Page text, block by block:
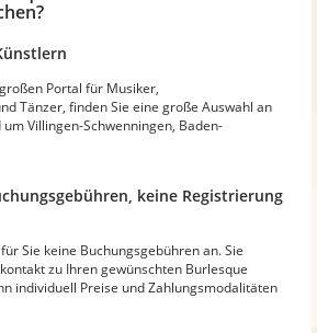
Portal für Musiker,
Tänzer, finden Sie eine große Auswahl an
Villingen-Schwenningen, Baden-
keine Registrierung
Sie keine Buchungsgebühren an. Sie
zu Ihren gewünschten Burlesque
individuell Preise und Zahlungsmodalitäten